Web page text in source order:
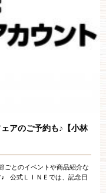
アのご予約も♪【小林
ごとのイベントや商品紹介な
公式ＬＩＮＥでは、記念日
お客様
合わせ